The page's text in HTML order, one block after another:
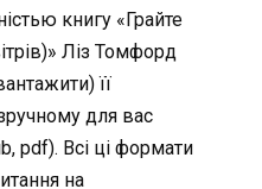
книгу «Грайте
Ліз Томфорд
її
для вас
pdf). Всі ці формати
на